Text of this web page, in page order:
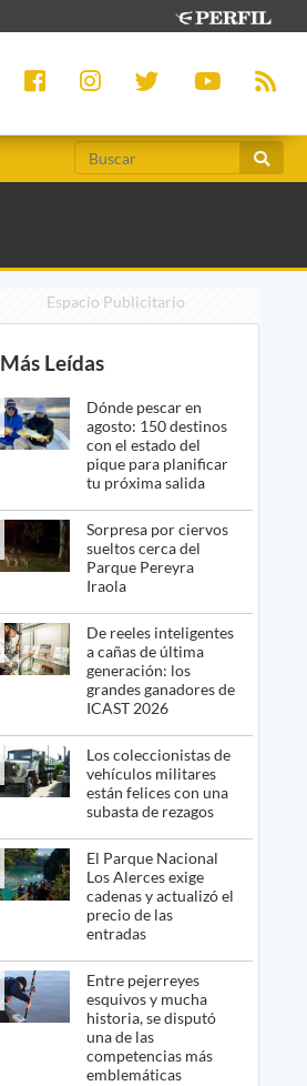
Espacio Publicitario
Más Leídas
Dónde pescar en
agosto: 150 destinos
con el estado del
pique para planificar
tu próxima salida
Sorpresa por ciervos
sueltos cerca del
Parque Pereyra
Iraola
De reeles inteligentes
a cañas de última
generación: los
grandes ganadores de
ICAST 2026
Los coleccionistas de
vehículos militares
están felices con una
subasta de rezagos
El Parque Nacional
Los Alerces exige
cadenas y actualizó el
precio de las
entradas
Entre pejerreyes
esquivos y mucha
historia, se disputó
una de las
competencias más
emblemáticas